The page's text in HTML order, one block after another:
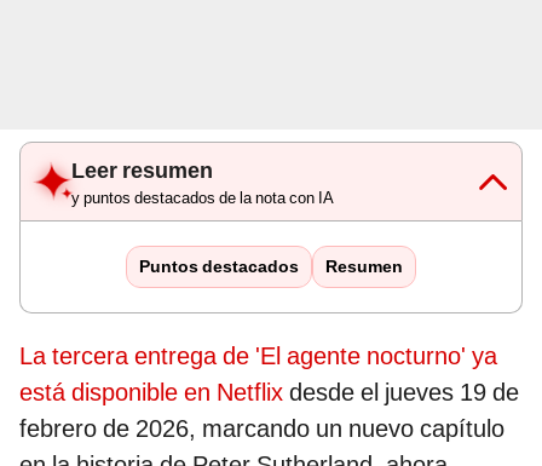
Leer resumen
y puntos destacados de la nota con IA
Puntos destacados Resumen
La tercera entrega de 'El agente nocturno' ya
está disponible en Netflix desde el jueves 19 de
febrero de 2026, marcando un nuevo capítulo